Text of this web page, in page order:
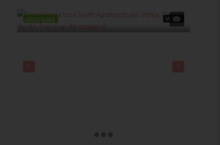
DESTACADO VENTA
$190,000,000